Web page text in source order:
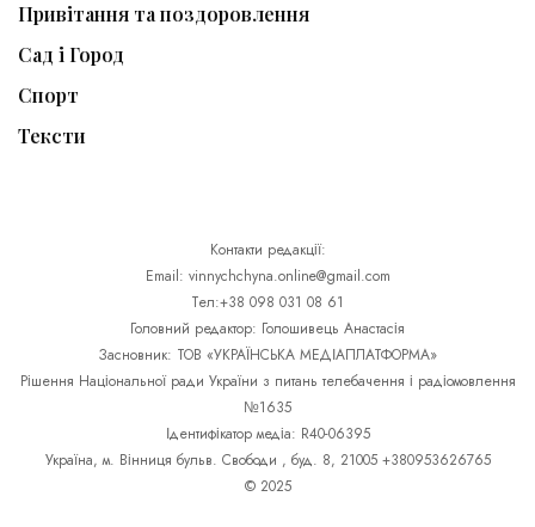
Привітання та поздоровлення
Сад і Город
Спорт
Тексти
Контакти редакції:
Email: vinnychchyna.online@gmail.com
Тел:+38 098 031 08 61
Головний редактор: Голошивець Анастасія
Засновник: ТОВ «УКРАЇНСЬКА МЕДІАПЛАТФОРМА»
Рішення Національної ради України з питань телебачення і радіомовлення
№1635
Ідентифікатор медіа: R40-06395
Україна, м. Вінниця бульв. Свободи , буд. 8, 21005 +380953626765
© 2025